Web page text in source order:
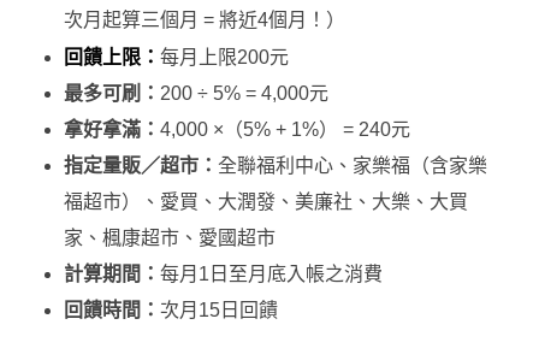
次月起算三個月 = 將近4個月！）
回饋上限： 每月上限200元
最多可刷： 200 ÷ 5% = 4,000元
拿好拿滿： 4,000 ×（5% + 1%） = 240元
指定量販／超市： 全聯福利中心、家樂福（含家樂
福超市）、愛買、大潤發、美廉社、大樂、大買
家、楓康超市、愛國超市
計算期間： 每月1日至月底入帳之消費
回饋時間： 次月15日回饋